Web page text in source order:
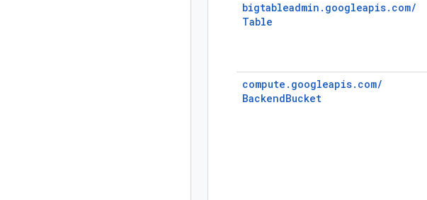
bigtableadmin. googleapis. com/
Table
compute. googleapis. com/
BackendBucket